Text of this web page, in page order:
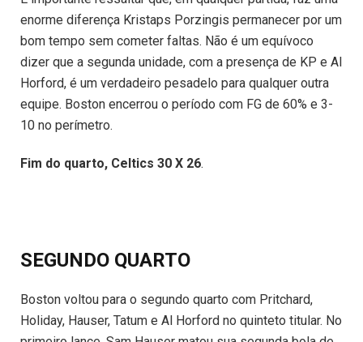
enorme diferença Kristaps Porzingis permanecer por um
bom tempo sem cometer faltas. Não é um equívoco
dizer que a segunda unidade, com a presença de KP e Al
Horford, é um verdadeiro pesadelo para qualquer outra
equipe. Boston encerrou o período com FG de 60% e 3-
10 no perímetro.
Fim do quarto, Celtics 30 X 26.
SEGUNDO QUARTO
Boston voltou para o segundo quarto com Pritchard,
Holiday, Hauser, Tatum e Al Horford no quinteto titular. No